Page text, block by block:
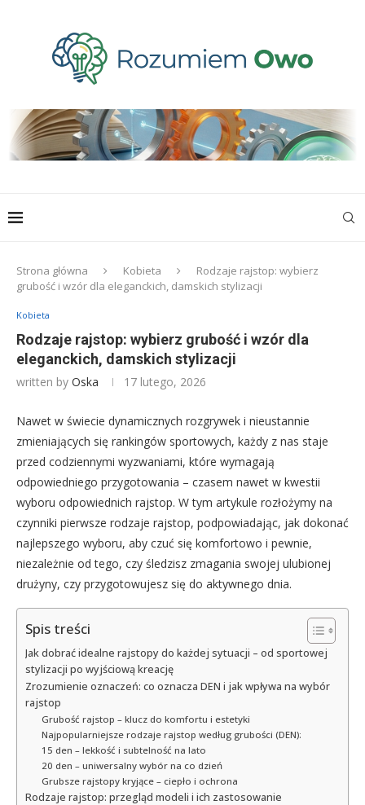
Strona główna Kobieta
Rodzaje rajstop: wybierz
grubość i wzór dla eleganckich, damskich stylizacji
Kobieta
Rodzaje rajstop: wybierz grubość i wzór dla
eleganckich, damskich stylizacji
written by Oska 17 lutego, 2026
Nawet w świecie dynamicznych rozgrywek i nieustannie
zmieniających się rankingów sportowych, każdy z nas staje
przed codziennymi wyzwaniami, które wymagają
odpowiedniego przygotowania – czasem nawet w kwestii
wyboru odpowiednich rajstop. W tym artykule rozłożymy na
czynniki pierwsze rodzaje rajstop, podpowiadając, jak dokonać
najlepszego wyboru, aby czuć się komfortowo i pewnie,
niezależnie od tego, czy śledzisz zmagania swojej ulubionej
drużyny, czy przygotowujesz się do aktywnego dnia.
Spis treści
Jak dobrać idealne rajstopy do każdej sytuacji – od sportowej
stylizacji po wyjściową kreację
Zrozumienie oznaczeń: co oznacza DEN i jak wpływa na wybór
rajstop
Grubość rajstop – klucz do komfortu i estetyki
Najpopularniejsze rodzaje rajstop według grubości (DEN):
15 den – lekkość i subtelność na lato
20 den – uniwersalny wybór na co dzień
Grubsze rajstopy kryjące – ciepło i ochrona
Rodzaje rajstop: przegląd modeli i ich zastosowanie